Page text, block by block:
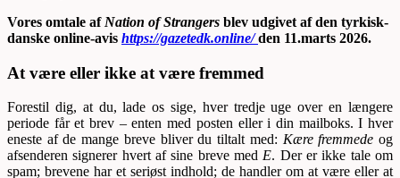
Vores omtale af Nation of Strangers blev udgivet af den tyrkisk-
danske online-avis https://gazetedk.online/den 11.marts 2026.
At være eller ikke at være fremmed
Forestil dig, at du, lade os sige, hver tredje uge over en længere
periode får et brev – enten med posten eller i din mailboks. I hver
eneste af de mange breve bliver du tiltalt med: Kære fremmede og
afsenderen signerer hvert af sine breve med E. Der er ikke tale om
spam; brevene har et seriøst indhold; de handler om at være eller at